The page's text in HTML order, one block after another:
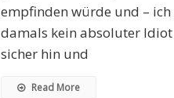
empfinden würde und –
damals kein absoluter
sicher hin und
Read More